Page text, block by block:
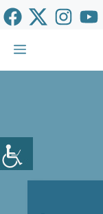
Saltar
al
contenido
Menú